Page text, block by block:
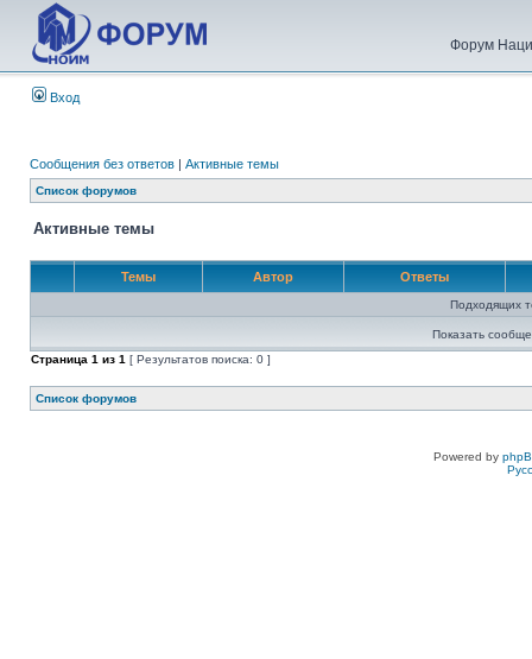
Форум
Вход
Сообщения без ответов | Активные темы
Список форумов
Активные темы
Темы Автор Ответы
Подходящих
Показать
Страница 1 из 1 [ Результатов поиска: 0 ]
Список форумов
Powered by